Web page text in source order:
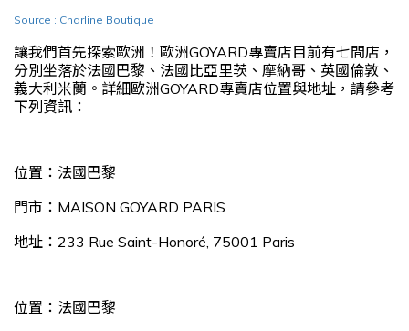
Source : Charline Boutique
讓我們首先探索歐洲！歐洲GOYARD專賣店目前有七間店，
分別坐落於法國巴黎、法國比亞里茨、摩納哥、英國倫敦、
義大利米蘭。詳細歐洲GOYARD專賣店位置與地址，請參考
下列資訊：
位置：法國巴黎
門市：MAISON GOYARD PARIS
地址：233 Rue Saint-Honoré, 75001 Paris
位置：法國巴黎